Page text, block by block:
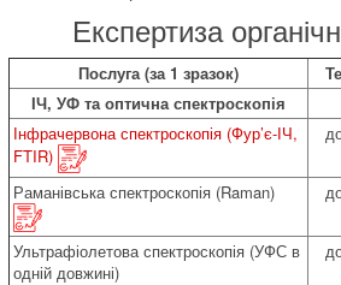
Експертиза
Послуга (за 1 зразок)
ІЧ, УФ та оптична спектроскопія
Інфрачервона спектроскопія (Фур’є-ІЧ,
FTIR)
Раманівська спектроскопія (Raman)
Ультрафіолетова спектроскопія (УФС в
одній довжині)